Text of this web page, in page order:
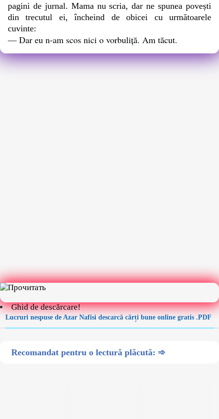
pagini de jurnal. Mama nu scria, dar ne spunea povești
din trecutul ei, încheind de obicei cu următoarele
cuvinte:
— Dar eu n-am scos nici o vorbuliță. Am tăcut.
Ghid de descărcare!
Lucruri nespuse de Azar Nafisi descarcă cărți bune online gratis .PDF
Recomandat pentru o lectură plăcută: ➾